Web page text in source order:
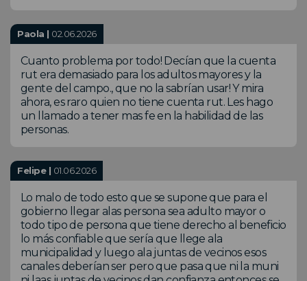
Paola | 02.06.2026
Cuanto problema por todo! Decían que la cuenta
rut era demasiado para los adultos mayores y la
gente del campo., que no la sabrían usar! Y mira
ahora, es raro quien no tiene cuenta rut. Les hago
un llamado a tener mas fe en la habilidad de las
personas.
Felipe | 01.06.2026
Lo malo de todo esto que se supone que para el
gobierno llegar alas persona sea adulto mayor o
todo tipo de persona que tiene derecho al beneficio
lo más confiable que sería que llege ala
municipalidad y luego ala juntas de vecinos esos
canales deberían ser pero que pasa que ni la muni